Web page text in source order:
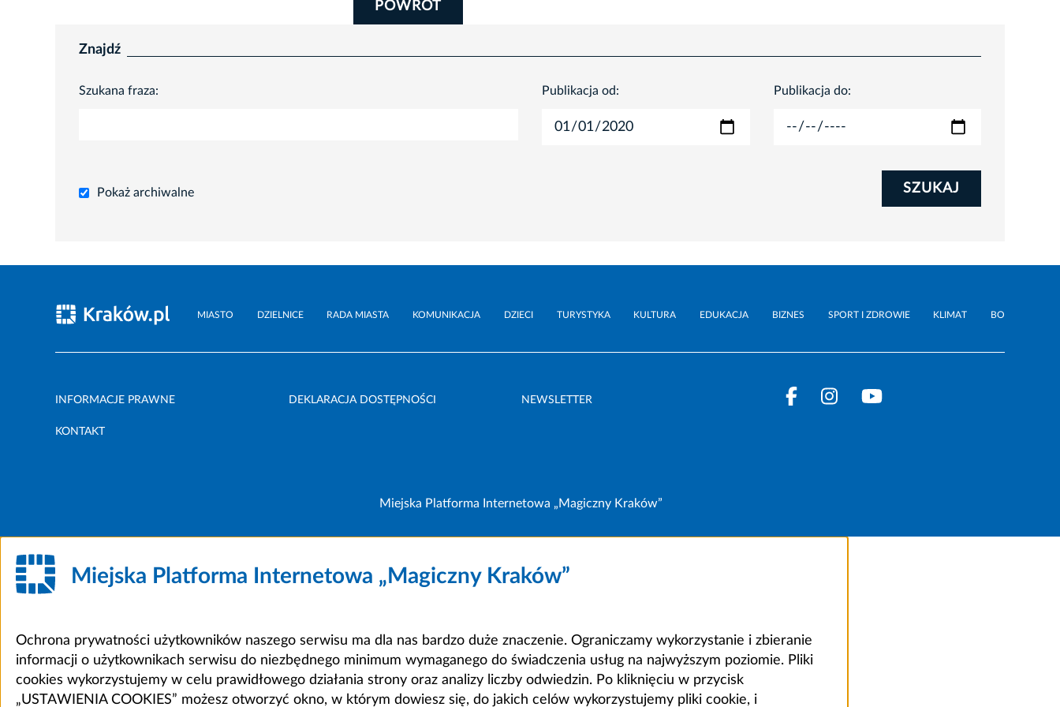
POWRÓT
Znajdź
Szukana fraza: Publikacja od: Publikacja do:
Pokaż archiwalne SZUKAJ
MIASTO DZIELNICE RADA MIASTA KOMUNIKACJA DZIECI TURYSTYKA KULTURA EDUKACJA BIZNES SPORT I ZDROWIE KLIMAT BO
INFORMACJE PRAWNE DEKLARACJA DOSTĘPNOŚCI NEWSLETTER
KONTAKT
Miejska Platforma Internetowa „Magiczny Kraków”
Miejska Platforma Internetowa „Magiczny Kraków”
Ochrona prywatności użytkowników naszego serwisu ma dla nas bardzo duże znaczenie. Ograniczamy wykorzystanie i zbieranie
informacji o użytkownikach serwisu do niezbędnego minimum wymaganego do świadczenia usług na najwyższym poziomie. Pliki
cookies wykorzystujemy w celu prawidłowego działania strony oraz analizy liczby odwiedzin. Po kliknięciu w przycisk
„USTAWIENIA COOKIES” możesz otworzyć okno, w którym dowiesz się, do jakich celów wykorzystujemy pliki cookie, i